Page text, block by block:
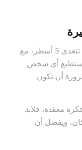
يجب تقسيم النص إلى فقرات قصيرة لا تتعدى 5 أسطر، مع
يستطيع أي شخص
أن تكون
معقدة، فلابد
ويفضل أن